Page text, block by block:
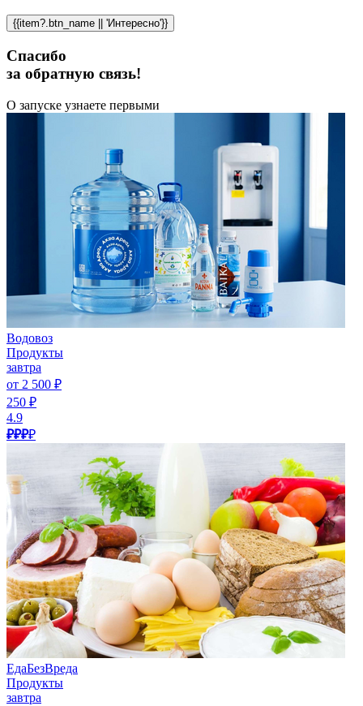
{{item?.btn_name || 'Интересно'}}
Спасибо
за обратную связь!
О запуске узнаете первыми
Водовоз
Продукты
завтра
от 2 500 ₽
250 ₽
4.9
₽₽₽₽
ЕдаБезВреда
Продукты
завтра